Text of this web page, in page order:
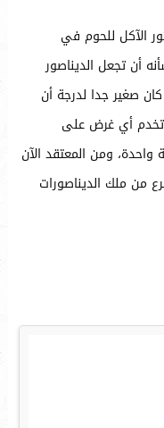
الآكل للحوم في
أن تجعل الديناصور
صغير جدا لدرجة أن
تخدم أي غرض على
واحدة، ومن المعتقد الآن
من ملك الديناصورات